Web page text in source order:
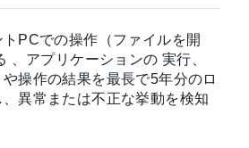
トPCでの操作（ファイルを開
、アプリケーションの 実行、
操作の結果を最長で5年分のロ
異常または不正な挙動を検知